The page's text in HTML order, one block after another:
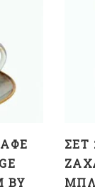
BY
ΣΕΤ